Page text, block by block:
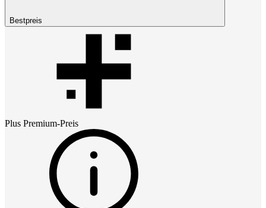
Bestpreis
Plus Premium-Preis